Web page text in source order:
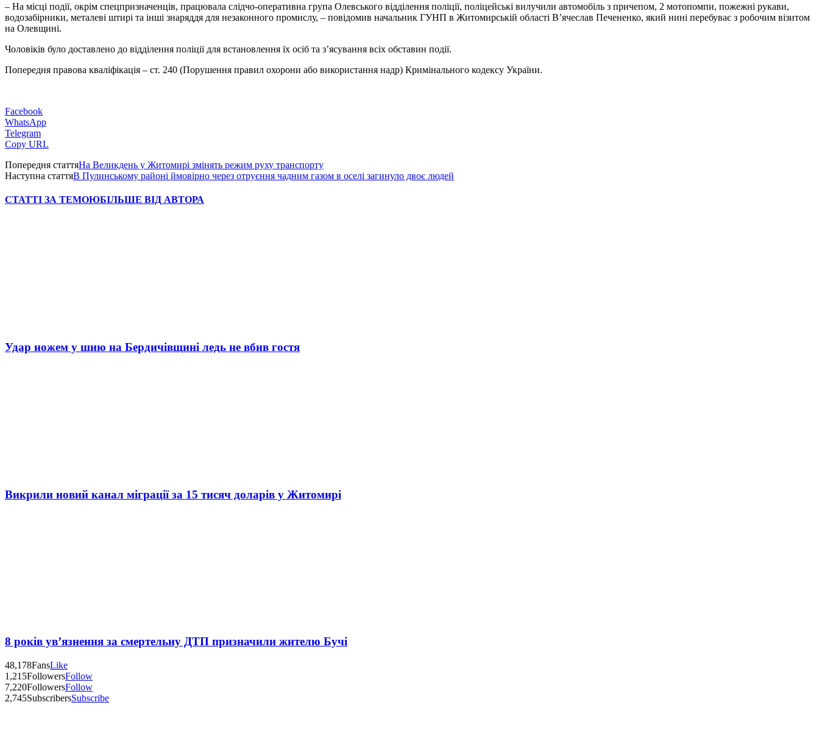
– На місці події, окрім спецпризначенців, працювала слідчо-оперативна група Олевського відділення поліції, поліцейські вилучили автомобіль з причепом, 2 мотопомпи, пожежні рукави,
водозабірники, металеві штирі та інші знаряддя для незаконного промислу, – повідомив начальник ГУНП в Житомирській області В’ячеслав Печененко, який нині перебуває з робочим візитом
на Олевщині.
Чоловіків було доставлено до відділення поліції для встановлення їх осіб та з’ясування всіх обставин події.
Попередня правова кваліфікація – ст. 240 (Порушення правил охорони або використання надр) Кримінального кодексу України.
Facebook
WhatsApp
Telegram
Copy URL
Попередня статтяНа Великдень у Житомирі змінять режим руху транспорту
Наступна статтяВ Пулинському районі ймовірно через отруєння чадним газом в оселі загинуло двоє людей
СТАТТІ ЗА ТЕМОЮБІЛЬШЕ ВІД АВТОРА
Удар ножем у шию на Бердичівщині ледь не вбив гостя
Викрили новий канал міграції за 15 тисяч доларів у Житомирі
8 років ув’язнення за смертельну ДТП призначили жителю Бучі
48,178FansLike
1,215FollowersFollow
7,220FollowersFollow
2,745SubscribersSubscribe